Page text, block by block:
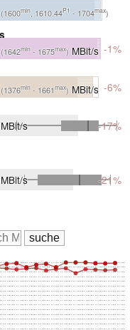
(1600min, 1610.44P1 - 1704max)
(1642min - 1675max) MBit/s -1%
(1376min - 1661max) MBit/s -6%
MBit/s -17%
MBit/s -21%